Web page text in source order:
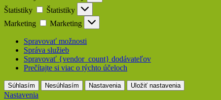
Štatistiky
Štatistiky
Marketing
Marketing
Spravovať možnosti
Správa služieb
Spravovať {vendor_count} dodávateľov
Prečítajte si viac o týchto účeloch
Súhlasím Nesúhlasím Nastavenia Uložiť nastavenia
Nastavenia